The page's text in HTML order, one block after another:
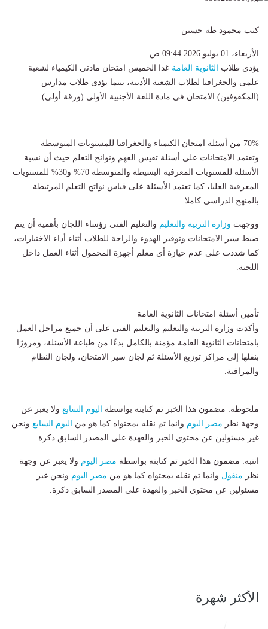
كتب محمود طه حسين
الأربعاء، 01 يوليو 2026 09:44 ص
يؤدى طلاب
الثانوية العامة غدا الخميس امتحان مادتى الكيمياء لشعبة
علمى والجغرافيا لطلاب الشعبة الأدبية، بينما يؤدى طلاب مدارس
(المكفوفين) الامتحان في مادة اللغة الأجنبية الأولى (ورقة أولى).
70% من أسئلة امتحان الكيمياء والجغرافيا للمستويات المتوسطة
وتعتمد الامتحانات على أسئلة تقيس الفهم ونوانح التعلم حيث أن نسبة
الأسئلة للمستويات المعرفية البسيطة والمتوسطة 70% و30% للمستويات
المعرفية العليا، كما تعتمد الأسئلة على قياس نواتج التعلم المرتبطة
بالمنهج الدراسى كاملا.
ووجهت وزارة التربية والتعليم والتعليم الفنى رؤساء اللجان بأهمية أن يتم
ضبط سير الامتحانات وتوفير الهدوء والراحة للطلاب أثناء أداء الاختبارات،
كما شددت على عدم حيازة أى معلم أجهزة المحمول أثناء العمل داخل
اللجنة.
تأمين أسئلة امتحانات الثانوية العامة
وأكدت وزارة التربية والتعليم والتعليم الفنى على أن جميع مراحل العمل
بامتحانات الثانوية العامة مؤمنة بالكامل بدءًا من طباعة الأسئلة، ومرورًا
بنقلها إلى مراكز توزيع الأسئلة ثم لجان سير الامتحان، ولجان النظام
والمراقبة.
ملحوظة: مضمون هذا الخبر تم كتابته بواسطة اليوم السابع ولا يعبر عن
وجهة نظر مصر اليوم وانما تم نقله بمحتواه كما هو من اليوم السابع ونحن
غير مسئولين عن محتوى الخبر والعهدة علي المصدر السابق ذكرة.
انتبه: مضمون هذا الخبر تم كتابته بواسطة مصر اليوم ولا يعبر عن وجهة
نظر منقول وانما تم نقله بمحتواه كما هو من مصر اليوم ونحن غير
مسئولين عن محتوى الخبر والعهدة علي المصدر السابق ذكرة.
الأكثر شهرة